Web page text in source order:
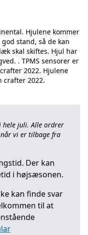
Hjulene kommer
stand, så de kan
skal skiftes. Hjul har
. TPMS sensorer er
2022. Hjulene
hele juli. Alle ordrer
vi er tilbage fra
Der kan
i højsæsonen.
kan finde svar
til at